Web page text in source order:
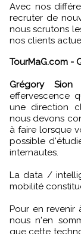
Avec nos
recruter de
nous scrutons
nos clients
TourMaG.com
Grégory Sion
effervescence
une direction
nous devons
à faire lorsque
possible
internautes.
La data /
mobilité
Pour en revenir
nous n'en
que cette